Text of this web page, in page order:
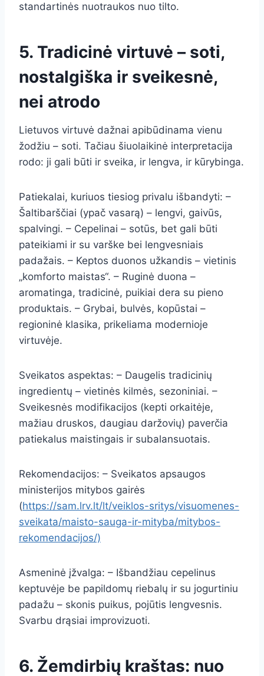
standartinės nuotraukos nuo tilto.
5. Tradicinė virtuvė – soti,
nostalgiška ir sveikesnė,
nei atrodo
Lietuvos virtuvė dažnai apibūdinama vienu
žodžiu – soti. Tačiau šiuolaikinė interpretacija
rodo: ji gali būti ir sveika, ir lengva, ir kūrybinga.
Patiekalai, kuriuos tiesiog privalu išbandyti: –
Šaltibarščiai (ypač vasarą) – lengvi, gaivūs,
spalvingi. – Cepelinai – sotūs, bet gali būti
pateikiami ir su varške bei lengvesniais
padažais. – Keptos duonos užkandis – vietinis
„komforto maistas“. – Ruginė duona –
aromatinga, tradicinė, puikiai dera su pieno
produktais. – Grybai, bulvės, kopūstai –
regioninė klasika, prikeliama modernioje
virtuvėje.
Sveikatos aspektas: – Daugelis tradicinių
ingredientų – vietinės kilmės, sezoniniai. –
Sveikesnės modifikacijos (kepti orkaitėje,
mažiau druskos, daugiau daržovių) paverčia
patiekalus maistingais ir subalansuotais.
Rekomendacijos: – Sveikatos apsaugos
ministerijos mitybos gairės
(https://sam.lrv.lt/lt/veiklos-sritys/visuomenes-
sveikata/maisto-sauga-ir-mityba/mitybos-
rekomendacijos/)
Asmeninė įžvalga: – Išbandžiau cepelinus
keptuvėje be papildomų riebalų ir su jogurtiniu
padažu – skonis puikus, pojūtis lengvesnis.
Svarbu drąsiai improvizuoti.
6. Žemdirbių kraštas: nuo